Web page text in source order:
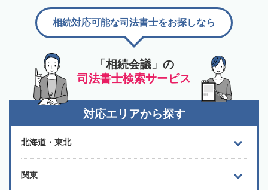
「相続会議」の
司法書士検索サービス
相続対応可能な司法書士をお探しなら
対応エリアから探す
北海道・東北
関東